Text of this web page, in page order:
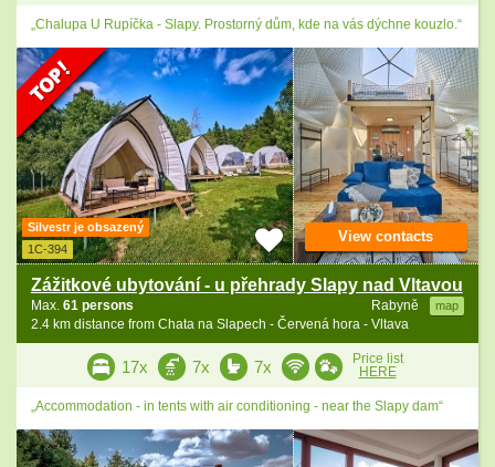
„Chalupa U Rupíčka - Slapy. Prostorný dům, kde na vás dýchne kouzlo.“
Silvestr je obsazený
1C-394
Zážitkové ubytování - u přehrady Slapy nad Vltavou
Rabyně map
Max. 61 persons
2.4 km distance from Chata na Slapech - Červená hora - Vltava
View contacts
17x 7x 7x
Price list
HERE
„Accommodation - in tents with air conditioning - near the Slapy dam“